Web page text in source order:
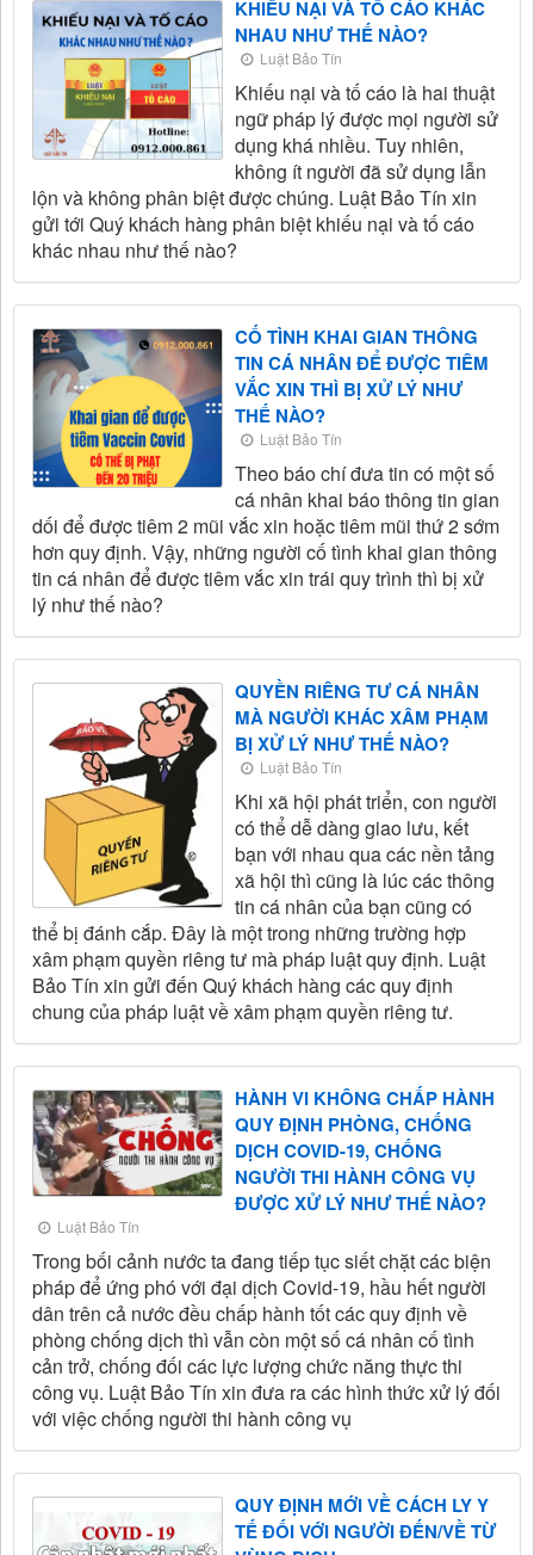
KHIẾU NẠI VÀ TỐ CÁO KHÁC
NHAU NHƯ THẾ NÀO?
Luật Bảo Tín
Khiếu nại và tố cáo là hai thuật
ngữ pháp lý được mọi người sử
dụng khá nhiều. Tuy nhiên,
không ít người đã sử dụng lẫn
lộn và không phân biệt được chúng. Luật Bảo Tín xin
gửi tới Quý khách hàng phân biệt khiếu nại và tố cáo
khác nhau như thế nào?
CỐ TÌNH KHAI GIAN THÔNG
TIN CÁ NHÂN ĐỂ ĐƯỢC TIÊM
VẮC XIN THÌ BỊ XỬ LÝ NHƯ
THẾ NÀO?
Luật Bảo Tín
Theo báo chí đưa tin có một số
cá nhân khai báo thông tin gian
dối để được tiêm 2 mũi vắc xin hoặc tiêm mũi thứ 2 sớm
hơn quy định. Vậy, những người cố tình khai gian thông
tin cá nhân để được tiêm vắc xin trái quy trình thì bị xử
lý như thế nào?
QUYỀN RIÊNG TƯ CÁ NHÂN
MÀ NGƯỜI KHÁC XÂM PHẠM
BỊ XỬ LÝ NHƯ THẾ NÀO?
Luật Bảo Tín
Khi xã hội phát triển, con người
có thể dễ dàng giao lưu, kết
bạn với nhau qua các nền tảng
xã hội thì cũng là lúc các thông
tin cá nhân của bạn cũng có
thể bị đánh cắp. Đây là một trong những trường hợp
xâm phạm quyền riêng tư mà pháp luật quy định. Luật
Bảo Tín xin gửi đến Quý khách hàng các quy định
chung của pháp luật về xâm phạm quyền riêng tư.
HÀNH VI KHÔNG CHẤP HÀNH
QUY ĐỊNH PHÒNG, CHỐNG
DỊCH COVID-19, CHỐNG
NGƯỜI THI HÀNH CÔNG VỤ
ĐƯỢC XỬ LÝ NHƯ THẾ NÀO?
Luật Bảo Tín
Trong bối cảnh nước ta đang tiếp tục siết chặt các biện
pháp để ứng phó với đại dịch Covid-19, hầu hết người
dân trên cả nước đều chấp hành tốt các quy định về
phòng chống dịch thì vẫn còn một số cá nhân cố tình
cản trở, chống đối các lực lượng chức năng thực thi
công vụ. Luật Bảo Tín xin đưa ra các hình thức xử lý đối
với việc chống người thi hành công vụ
QUY ĐỊNH MỚI VỀ CÁCH LY Y
TẾ ĐỐI VỚI NGƯỜI ĐẾN/VỀ TỪ